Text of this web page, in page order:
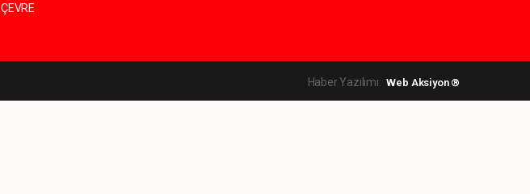
ÇEVRE
Haber Yazılımı: Web Aksiyon ®